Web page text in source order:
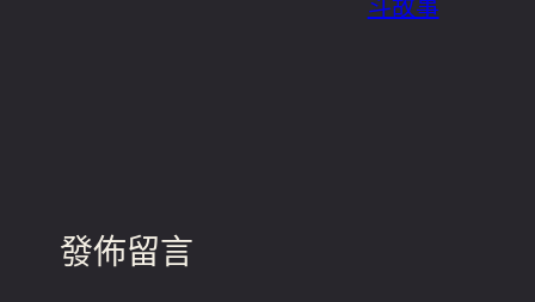
斗故事
發佈留言